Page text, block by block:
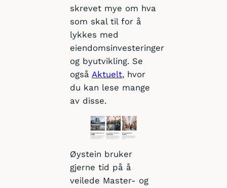
skrevet mye om hva
som skal til for å
lykkes med
eiendomsinvesteringer
og byutvikling. Se
også Aktuelt, hvor
du kan lese mange
av disse.
Øystein bruker
gjerne tid på å
veilede Master- og